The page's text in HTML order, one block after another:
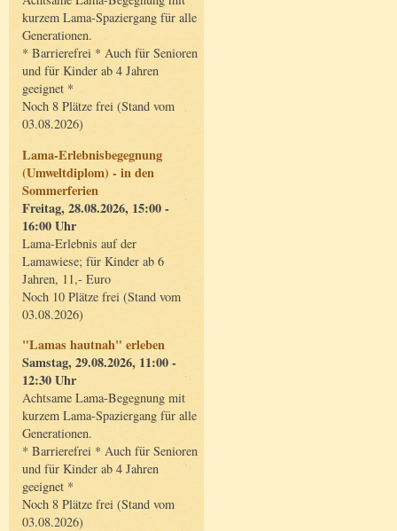
kurzem Lama-Spaziergang für alle
Generationen.
* Barrierefrei * Auch für Senioren
und für Kinder ab 4 Jahren
geeignet *
Noch 8 Plätze frei (Stand vom
03.08.2026)
Lama-Erlebnisbegegnung
(Umweltdiplom) - in den
Sommerferien
Freitag, 28.08.2026, 15:00 -
16:00 Uhr
Lama-Erlebnis auf der
Lamawiese; für Kinder ab 6
Jahren, 11,- Euro
Noch 10 Plätze frei (Stand vom
03.08.2026)
"Lamas hautnah" erleben
Samstag, 29.08.2026, 11:00 -
12:30 Uhr
Achtsame Lama-Begegnung mit
kurzem Lama-Spaziergang für alle
Generationen.
* Barrierefrei * Auch für Senioren
und für Kinder ab 4 Jahren
geeignet *
Noch 8 Plätze frei (Stand vom
03.08.2026)